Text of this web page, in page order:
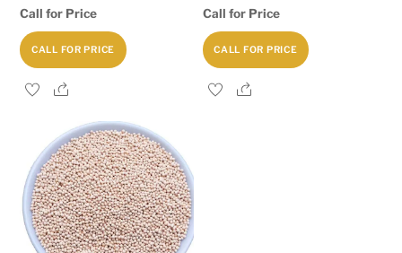
Call for Price
CALL FOR PRICE
Share
Call for Price
CALL FOR PRICE
Share